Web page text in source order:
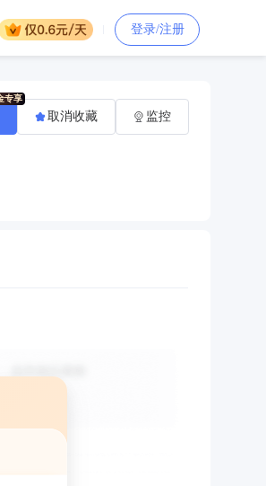
登录/注册
取消收藏 监控